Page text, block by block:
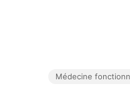
Médecine